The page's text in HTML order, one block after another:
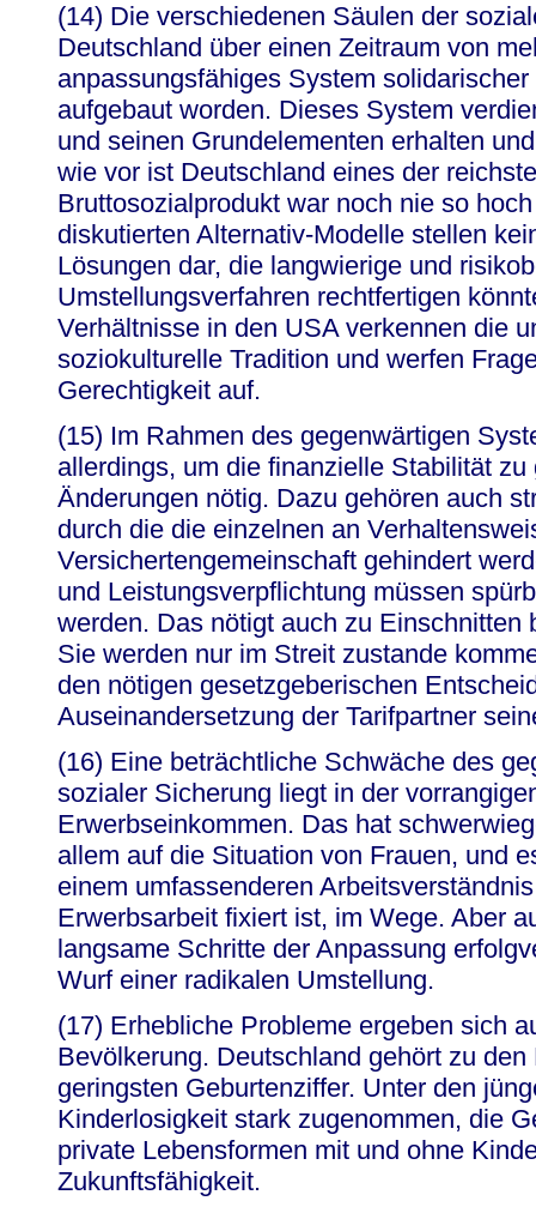
(14) Die verschiedenen Säulen der
Deutschland über einen Zeitraum von
anpassungsfähiges System
aufgebaut worden. Dieses System
und seinen Grundelementen erhalten
wie vor ist Deutschland eines der
Bruttosozialprodukt war noch nie so
diskutierten Alternativ-Modelle stellen
Lösungen dar, die langwierige und
Umstellungsverfahren rechtfertigen
Verhältnisse in den USA verkennen die
soziokulturelle Tradition und werfen
Gerechtigkeit auf.
(15) Im Rahmen des gegenwärtigen
allerdings, um die finanzielle Stabilität
Änderungen nötig. Dazu gehören auch
durch die die einzelnen an
Versichertengemeinschaft gehindert
und Leistungsverpflichtung müssen
werden. Das nötigt auch zu Einschnitten
Sie werden nur im Streit zustande
den nötigen gesetzgeberischen
Auseinandersetzung der Tarifpartner
(16) Eine beträchtliche Schwäche des
sozialer Sicherung liegt in der
Erwerbseinkommen. Das hat
allem auf die Situation von Frauen, und
einem umfassenderen
Erwerbsarbeit fixiert ist, im Wege. Aber
langsame Schritte der Anpassung
Wurf einer radikalen Umstellung.
(17) Erhebliche Probleme ergeben sich
Bevölkerung. Deutschland gehört zu
geringsten Geburtenziffer. Unter den
Kinderlosigkeit stark zugenommen, die
private Lebensformen mit und ohne
Zukunftsfähigkeit.